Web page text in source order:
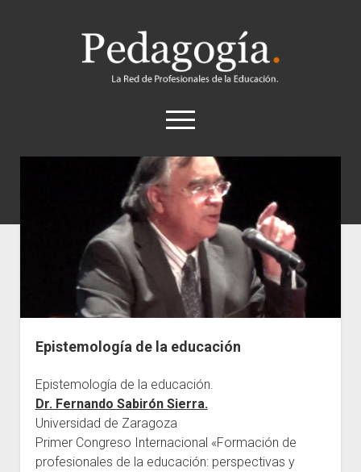
Pedagogía
abrir
el
twitter
Historia
Concepto
Entrevistas
Destacados
Biografías
Escuelas
Contacto
Epistemología de la educación
Epistemología de la educación.
Dr. Fernando Sabirón Sierra.
Universidad de Zaragoza
Primer Congreso Internacional «Formación de
profesionales de la educación: perspectivas y